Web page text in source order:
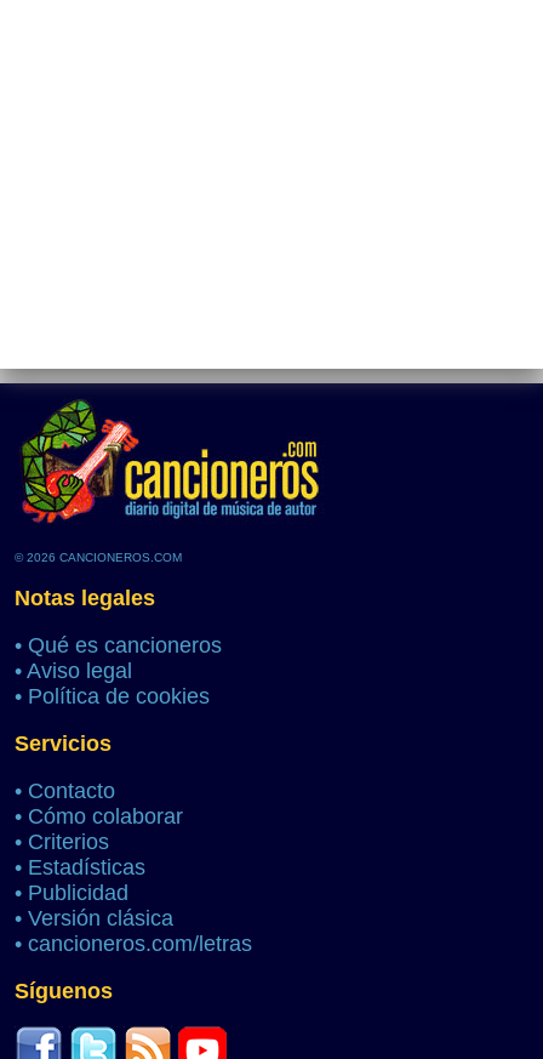
© 2026 CANCIONEROS.COM
Notas legales
• Qué es cancioneros
• Aviso legal
• Política de cookies
Servicios
• Contacto
• Cómo colaborar
• Criterios
• Estadísticas
• Publicidad
• Versión clásica
• cancioneros.com/letras
Síguenos